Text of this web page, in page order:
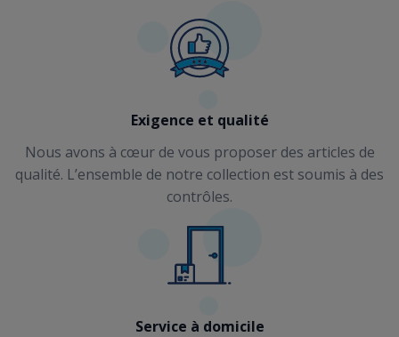
Exigence et qualité
Nous avons à cœur de vous proposer des articles de
qualité. L’ensemble de notre collection est soumis à des
contrôles.
Service à domicile